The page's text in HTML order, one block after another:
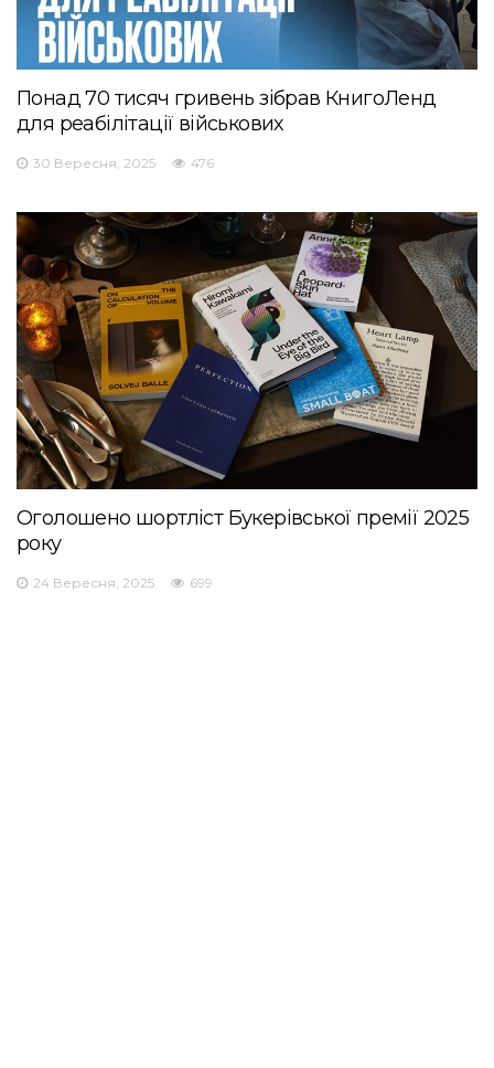
Понад 70 тисяч гривень зібрав КнигоЛенд
для реабілітації військових
30 Вересня, 2025 476
Оголошено шортліст Букерівської премії 2025
року
24 Вересня, 2025 699